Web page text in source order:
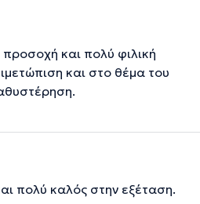
και πολύ φιλική
και στο θέμα του
πολύ καλός στην εξέταση.